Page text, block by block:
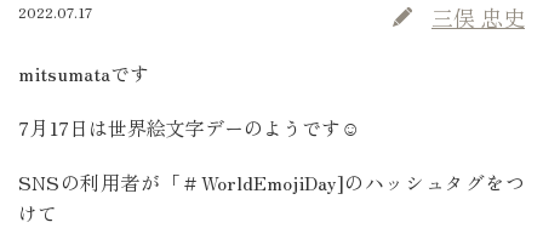
2022.07.17 三俣 忠史
mitsumataです
7月17日は世界絵文字デーのようです☺
SNSの利用者が「＃WorldEmojiDay]のハッシュタグをつ
けて